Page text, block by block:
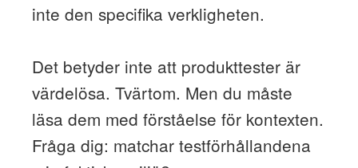
inte den specifika verkligheten.
Det betyder inte att produkttester är
värdelösa. Tvärtom. Men du måste
läsa dem med förståelse för kontexten.
Fråga dig: matchar testförhållandena